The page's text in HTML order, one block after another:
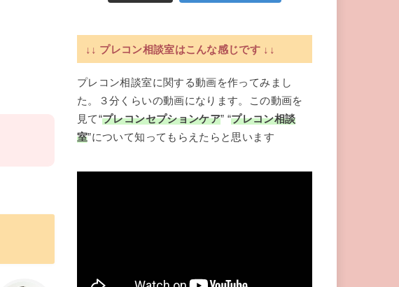
↓↓ プレコン相談室はこんな感じです ↓↓
プレコン相談室に関する動画を作ってみまし
た。３分くらいの動画になります。この動画を
見て“プレコンセプションケア” “プレコン相談
室”について知ってもらえたらと思います